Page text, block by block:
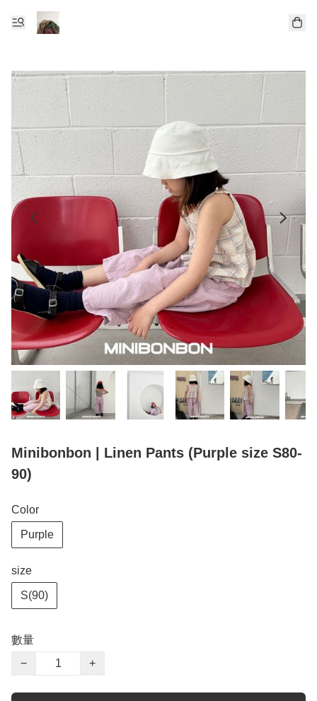
Minibonbon | Linen Pants (Purple size S80-
90)
Color
Purple
size
S(90)
數量
−
+